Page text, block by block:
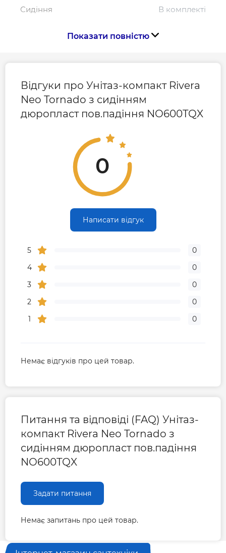
Сидіння В комплекті
Система змиву
падінням
Ні
Країна виготовлення
Габарити, розміри, вага
Ширина, мм
Показати повністю
Відгуки про Унітаз-компакт Rivera
Neo Tornado з сидінням
дюропласт пов.падіння NO600TQX
0
Написати відгук
5
0
4
0
3
0
2
0
1
0
Немає відгуків про цей товар.
Питання та відповіді (FAQ) Унітаз-
компакт Rivera Neo Tornado з
сидінням дюропласт пов.падіння
NO600TQX
Задати питання
Немає запитань про цей товар.